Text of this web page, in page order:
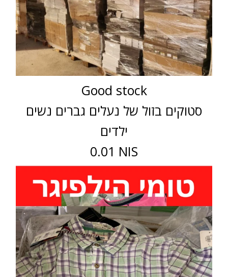
Good stock
סטוקים בזול של נעלים גברים נשים
ילדים
0.01 NIS